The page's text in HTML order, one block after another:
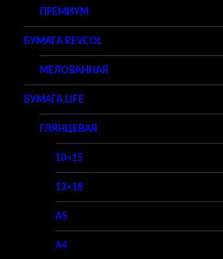
ПРЕМИУМ
БУМАГА REVCOL
МЕЛОВАННАЯ
БУМАГА LIFE
ГЛЯНЦЕВАЯ
10×15
13×18
A5
A4